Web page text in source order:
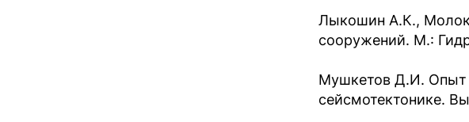
Лыкошин А.К.,
сооружений. М.:
Мушкетов Д.И. Опыт
сейсмотектонике.